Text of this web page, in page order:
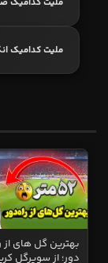
ملیت کدامیک
بهترین گل های از
دور؛ از سوپرگل